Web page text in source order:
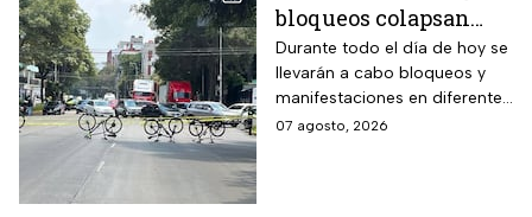
bloqueos colapsan
calles por cierres en
CDMX hoy
Durante todo el día de hoy se
llevarán a cabo bloqueos y
manifestaciones en diferentes
zonas de la CDMX por lo que
07 agosto, 2026